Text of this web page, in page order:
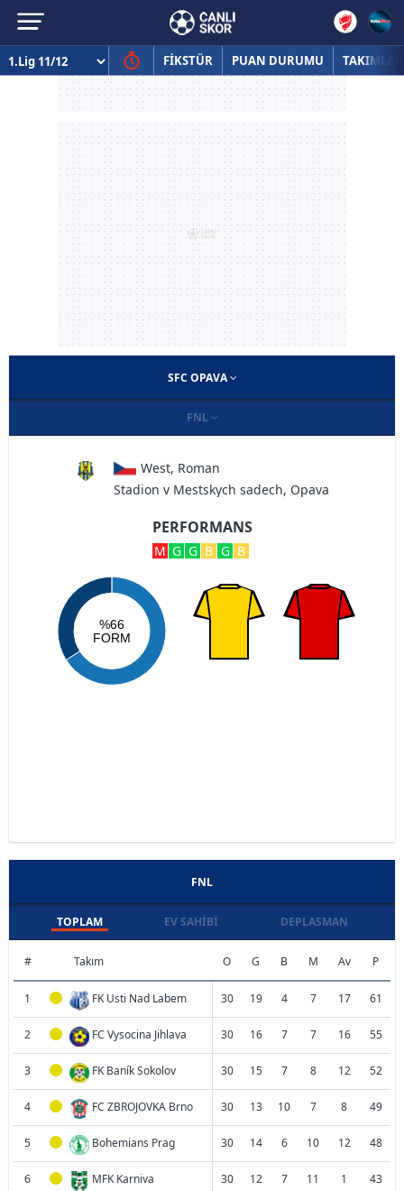
FİKSTÜR PUAN DURUMU TAKIMLAR
SFC OPAVA
FNL
West, Roman
Stadion v Mestskych sadech, Opava
PERFORMANS
M G G B G B
%66
FORM
FNL
TOPLAM EV SAHIBI DEPLASMAN
# Takım O G B M Av P
1 FK Usti Nad Labem 30 19 4 7 17 61
2 FC Vysocina Jihlava 30 16 7 7 16 55
3 FK Baník Sokolov 30 15 7 8 12 52
4 FC ZBROJOVKA Brno 30 13 10 7 8 49
5 Bohemians Prag 30 14 6 10 12 48
6 MFK Karniva 30 12 7 11 1 43